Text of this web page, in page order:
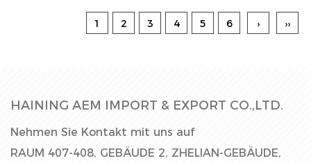
1 2 3 4 5 6 › ››
HAINING AEM IMPORT & EXPORT CO.,LTD.
Nehmen Sie Kontakt mit uns auf
RAUM 407-408, GEBÄUDE 2, ZHELIAN-GEBÄUDE,